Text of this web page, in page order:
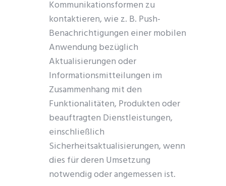
Kommunikationsformen zu
kontaktieren, wie z. B. Push-
Benachrichtigungen einer mobilen
Anwendung bezüglich
Aktualisierungen oder
Informationsmitteilungen im
Zusammenhang mit den
Funktionalitäten, Produkten oder
beauftragten Dienstleistungen,
einschließlich
Sicherheitsaktualisierungen, wenn
dies für deren Umsetzung
notwendig oder angemessen ist.